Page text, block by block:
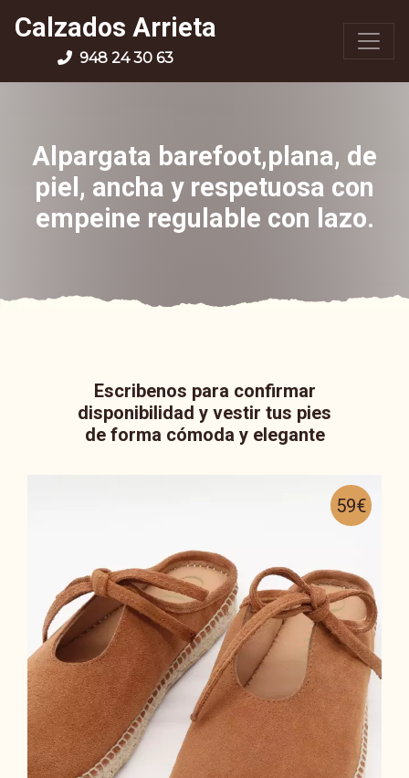
Calzados Arrieta
948 24 30 63
Alpargata barefoot,plana, de
piel, ancha y respetuosa con
empeine regulable con lazo.
Escribenos para confirmar
disponibilidad y vestir tus pies
de forma cómoda y elegante
59€